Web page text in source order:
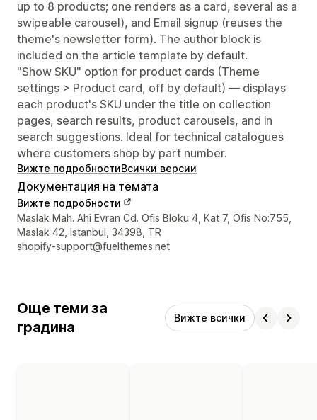
up to 8 products; one renders as a card, several as a
swipeable carousel), and Email signup (reuses the
theme's newsletter form). The author block is
included on the article template by default.
"Show SKU" option for product cards (Theme
settings > Product card, off by default) — displays
each product's SKU under the title on collection
pages, search results, product carousels, and in
search suggestions. Ideal for technical catalogues
where customers shop by part number.
Вижте подробностиВсички версии
Документация на темата
Вижте подробности
Данни за връзка с дизайнера
Maslak Mah. Ahi Evran Cd. Ofis Bloku 4, Kat 7, Ofis No:755,
Maslak 42, Istanbul, 34398, TR
shopify-support@fuelthemes.net
Още теми за
градина
Вижте всички